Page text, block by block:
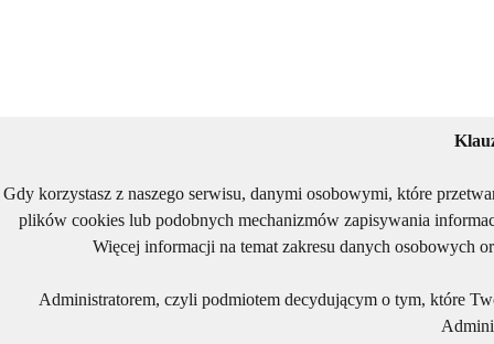
Gdy korzystasz z naszego serwisu, danymi osobowymi, które
plików cookies lub podobnych mechanizmów zapisywania
Więcej informacji na temat zakresu danych osobowych
Administratorem, czyli podmiotem decydującym o tym, które